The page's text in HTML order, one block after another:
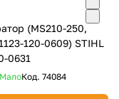
(MS210-250,
120-0609) STIHL
0631
МалоКод. 74084